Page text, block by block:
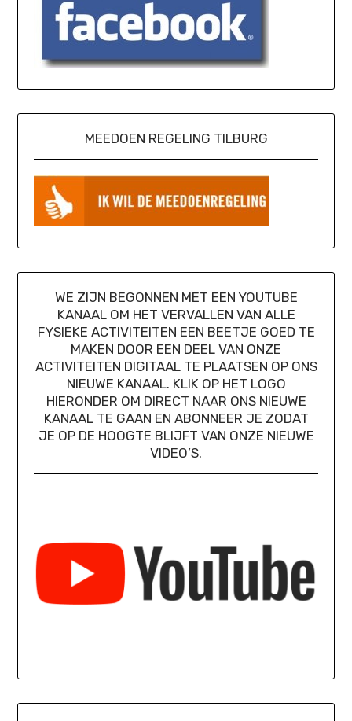
MEEDOEN REGELING TILBURG
WE ZIJN BEGONNEN MET EEN YOUTUBE
KANAAL OM HET VERVALLEN VAN ALLE
FYSIEKE ACTIVITEITEN EEN BEETJE GOED TE
MAKEN DOOR EEN DEEL VAN ONZE
ACTIVITEITEN DIGITAAL TE PLAATSEN OP ONS
NIEUWE KANAAL. KLIK OP HET LOGO
HIERONDER OM DIRECT NAAR ONS NIEUWE
KANAAL TE GAAN EN ABONNEER JE ZODAT
JE OP DE HOOGTE BLIJFT VAN ONZE NIEUWE
VIDEO’S.